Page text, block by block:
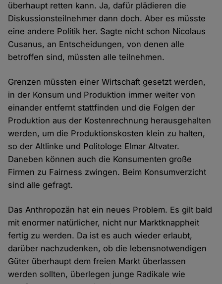
überhaupt retten kann. Ja, dafür plädieren die
Diskussionsteilnehmer dann doch. Aber es müsste
eine andere Politik her. Sagte nicht schon Nicolaus
Cusanus, an Entscheidungen, von denen alle
betroffen sind, müssten alle teilnehmen.
Grenzen müssten einer Wirtschaft gesetzt werden,
in der Konsum und Produktion immer weiter von
einander entfernt stattfinden und die Folgen der
Produktion aus der Kostenrechnung herausgehalten
werden, um die Produktionskosten klein zu halten,
so der Altlinke und Politologe Elmar Altvater.
Daneben können auch die Konsumenten große
Firmen zu Fairness zwingen. Beim Konsumverzicht
sind alle gefragt.
Das Anthropozän hat ein neues Problem. Es gilt bald
mit enormer natürlicher, nicht nur Marktknappheit
fertig zu werden. Da ist es auch wieder erlaubt,
darüber nachzudenken, ob die lebensnotwendigen
Güter überhaupt dem freien Markt überlassen
werden sollten, überlegen junge Radikale wie